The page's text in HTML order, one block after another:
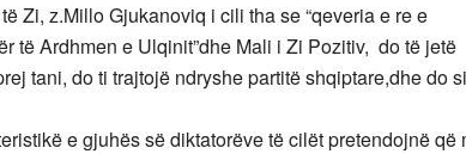
Zi, z.Millo Gjukanoviq i cili tha se “qeveria e re e
të Ardhmen e Ulqinit”dhe Mali i Zi Pozitiv, do të jetë
tani, do ti trajtojë ndryshe partitë shqiptare,dhe do
e gjuhës së diktatorëve të cilët pretendojnë që